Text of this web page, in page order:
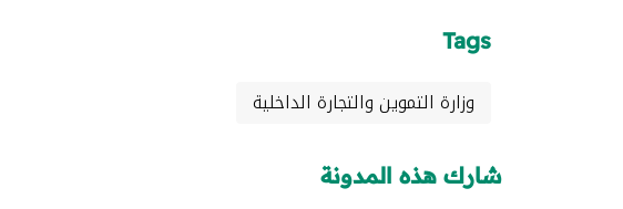
Tags
وزارة التموين والتجارة الداخلية
شارك هذه المدونة